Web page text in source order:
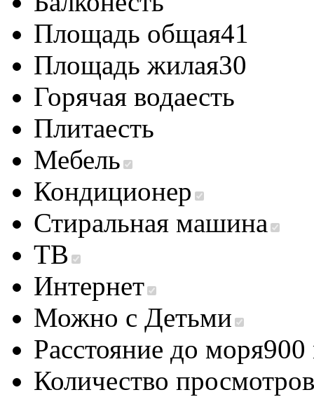
Площадь общая41
Площадь жилая30
Горячая водаесть
Плитаесть
Мебель
Кондиционер
Стиральная машина
ТВ
Интернет
Можно с Детьми
Расстояние до моря900
Количество просмотров